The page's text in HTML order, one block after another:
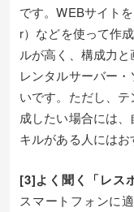
です。WEBサイト
r）などを使って作
ルが高く、構成力
レンタルサーバー
いです。ただし、
成したい場合には
キルがある人にはお
[3]よく聞く「レス
スマートフォンに